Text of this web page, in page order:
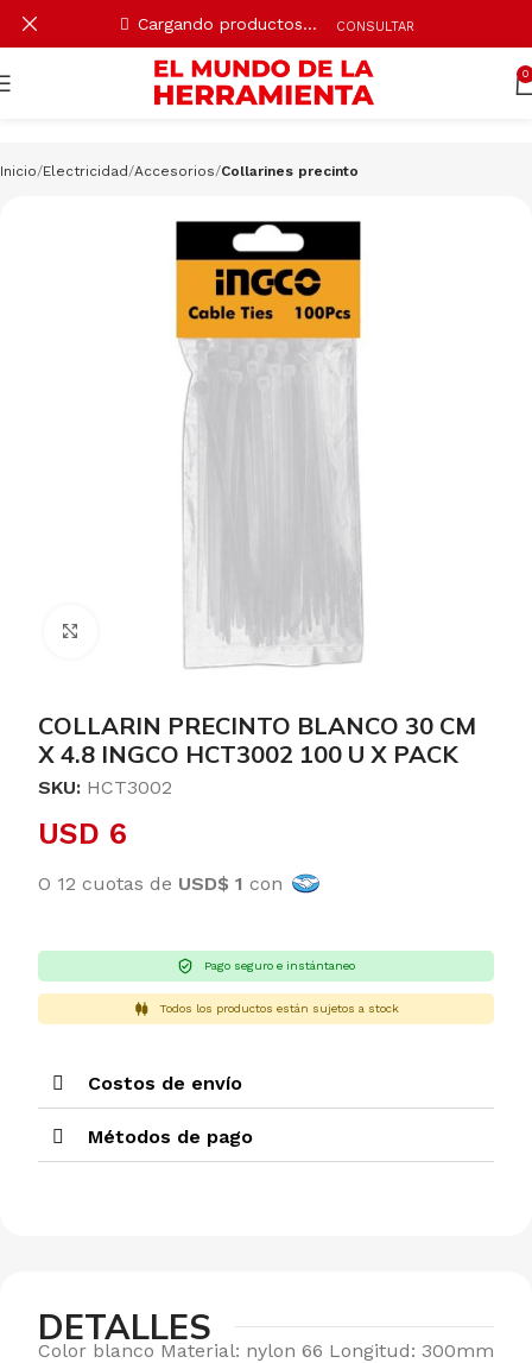
0
Inicio Electricidad Accesorios Collarines precinto
Clic para ampliar
COLLARIN PRECINTO BLANCO 30 CM
X 4.8 INGCO HCT3002 100 U X PACK
SKU: HCT3002
USD 6
O 12 cuotas de USD$ 1 con
Pago seguro e instántaneo
Todos los productos están sujetos a stock
Costos de envío
Métodos de pago
DETALLES
Color blanco Material: nylon 66 Longitud: 300mm
Cargando productos… CONSULTAR